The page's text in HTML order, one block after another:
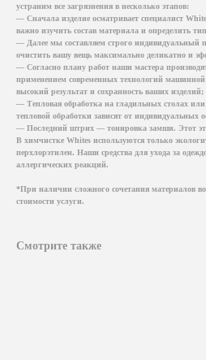
устраним все загрязнения в несколько этапов:
— Сначала изделие осматривает специалист
важно изучить состав материала и определить
— Далее мы составляем строго индивидуальный
очистить вашу вещь максимально деликатно и
— Согласно плану работ наши мастера
применением современных технологий
высокий результат и сохранность ваших изделий;
— Тепловая обработка на гладильных столах
тепловой обработки зависят от индивидуальных
— Последний штрих — тонировка замши. Этот
В химчистке Whites используются только
перхлорэтилен. Наши средства для ухода за
аллергических реакций.
*При наличии сложного сочетания материалов
стоимости услуги.
Смотрите также